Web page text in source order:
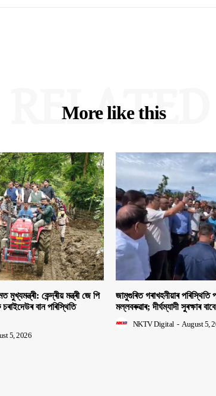
More like this
RELATED
কেন্দ্ৰীয় মন্ত্ৰী জে পি
বান পৰিস্থিতি
5, 2026
জামুগুৰিত গৰাখহনীয়াৰ পৰিস্থিতি
মল্লবৰুৱাৰ; দীৰ্ঘম্যাদী সুৰক্ষাৰ
NKTV Digital - August 5,